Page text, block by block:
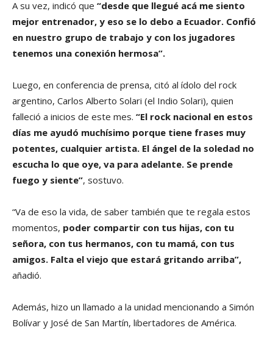
A su vez, indicó que “desde que llegué acá me siento
mejor entrenador, y eso se lo debo a Ecuador. Confió
en nuestro grupo de trabajo y con los jugadores
tenemos una conexión hermosa”.
Luego, en conferencia de prensa, citó al ídolo del rock
argentino, Carlos Alberto Solari (el Indio Solari), quien
falleció a inicios de este mes. “El rock nacional en estos
días me ayudó muchísimo porque tiene frases muy
potentes, cualquier artista. El ángel de la soledad no
escucha lo que oye, va para adelante. Se prende
fuego y siente”, sostuvo.
“Va de eso la vida, de saber también que te regala estos
momentos, poder compartir con tus hijas, con tu
señora, con tus hermanos, con tu mamá, con tus
amigos. Falta el viejo que estará gritando arriba”,
añadió.
Además, hizo un llamado a la unidad mencionando a Simón
Bolívar y José de San Martín, libertadores de América.